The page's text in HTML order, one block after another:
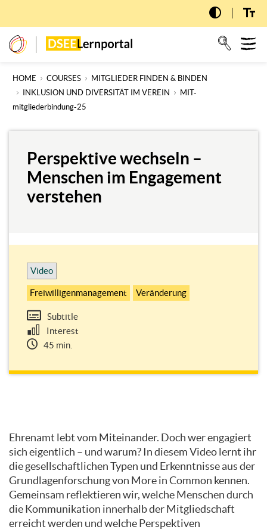
main
content
dseelernportal
HOME COURSES
MITGLIEDER FINDEN & BINDEN
INKLUSION UND DIVERSITÄT IM VEREIN
MIT-
mitgliederbindung-25
Perspektive wechseln –
Menschen im Engagement
verstehen
Video
Freiwilligenmanagement Veränderung
Subtitle
Interest
45 min.
Ehrenamt lebt vom Miteinander. Doch wer engagiert
sich eigentlich – und warum? In diesem Video lernt ihr
die gesellschaftlichen Typen und Erkenntnisse aus der
Grundlagenforschung von More in Common kennen.
Gemeinsam reflektieren wir, welche Menschen durch
die Kommunikation innerhalb der Mitgliedschaft
erreicht werden und welche Perspektiven